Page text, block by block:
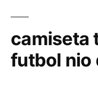
camiseta
futbol nio